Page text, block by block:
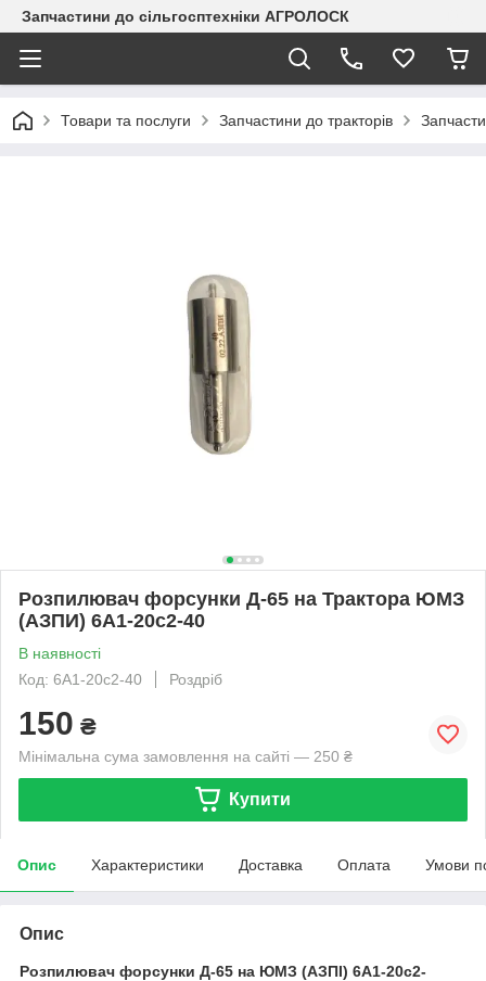
Запчастини до сільгосптехніки АГРОЛОСК
Товари та послуги Запчастини до тракторів
Розпилювач форсунки Д-65 на Трактора ЮМЗ
(АЗПИ) 6А1-20с2-40
В наявності
Код: 6А1-20с2-40
Роздріб
150 ₴
Мінімальна сума замовлення на сайті — 250 ₴
Купити
Опис Характеристики Доставка Оплата Умови
Опис
Розпилювач форсунки Д-65 на ЮМЗ (АЗПІ) 6А1-20с2-